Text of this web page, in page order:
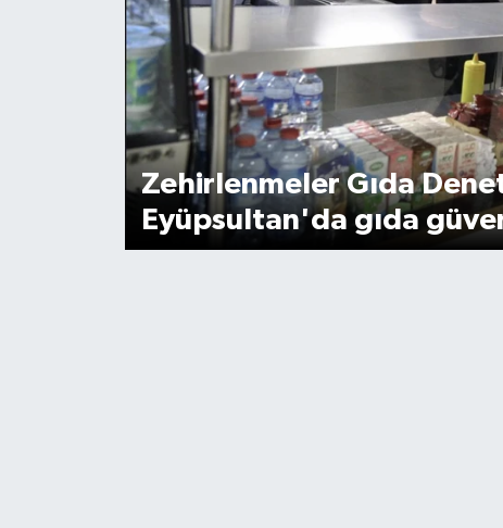
Zehirlenmeler Gıda
Eyüpsultan'da gıda